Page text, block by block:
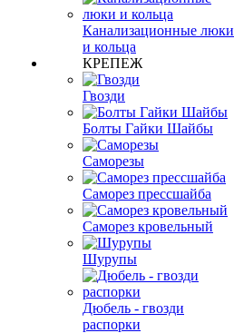
Канализационные люки
и кольца
КРЕПЕЖ
Гвозди
Болты Гайки Шайбы
Саморезы
Саморез прессшайба
Саморез кровельный
Шурупы
Дюбель - гвозди
распорки